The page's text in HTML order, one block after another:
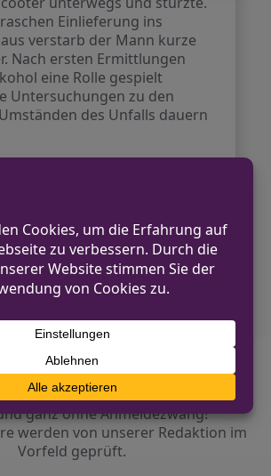
Einlieferung ins
verstarb der Mann kurze
Nach ersten Ermittlungen
eine Rolle gespielt
Untersuchungen zu den
des Unfalls dauern
Einbruch in Bad Salzuflen
NÄCHSTER BEITRAG
Zwei Firmen-Bullis beschädigt
mit!
ganz ohne Anmeldezwang!
werden von unserer Redaktion im
Vorfeld geprüft.